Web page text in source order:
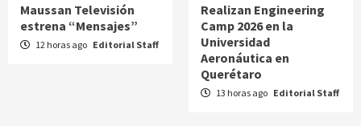
Maussan Televisión
estrena “Mensajes”
12 horas ago Editorial Staff
Realizan Engineering
Camp 2026 en la
Universidad
Aeronáutica en
Querétaro
13 horas ago Editorial Staff